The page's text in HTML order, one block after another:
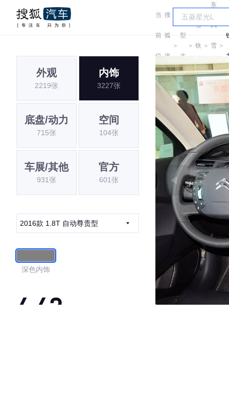
当
前
位
置:
搜
狐
汽
车
＞
车
型
大
全
＞
雪
铁
龙
＞
东
风
雪
铁
＞
外观
2219张
内饰
3227张
底盘/动力
715张
空间
104张
车展/其他
931张
官方
601张
2016款 1.8T 自动尊贵型
深色内饰
4.42